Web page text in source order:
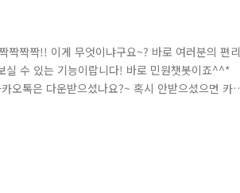
짝짝!! 이게 무엇이냐구요~? 바로 여러분의 편리
실 수 있는 기능이랍니다! 바로 민원챗봇이죠^^*
오톡은 다운받으셨나요?~ 혹시 안받으셨으면 카
보기 보이시나요~ 돋보기 클릭해주시구요! '서울
눌러주세요! 그럼 이렇게 서울경찰이 짠! 뜨는데